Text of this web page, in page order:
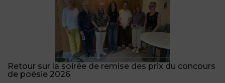
Retour sur la soirée de remise des prix du concours
de poésie 2026